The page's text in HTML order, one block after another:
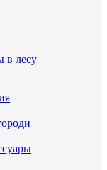
в лесу